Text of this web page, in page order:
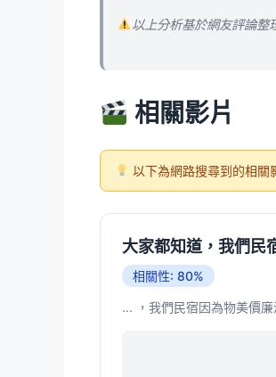
以上分析基於網友評論整
相關影片
以下為網路搜尋到的相關
大家都知道，我們民
相關性: 80%
... ，我們民宿因為物美價